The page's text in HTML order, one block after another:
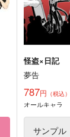
怪盗×日記
夢告
787円 （税込）
オールキャラ
サンプル